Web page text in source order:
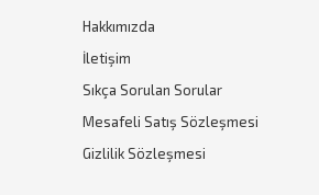
Hakkımızda
İletişim
Sıkça Sorulan Sorular
Mesafeli Satış Sözleşmesi
Gizlilik Sözleşmesi